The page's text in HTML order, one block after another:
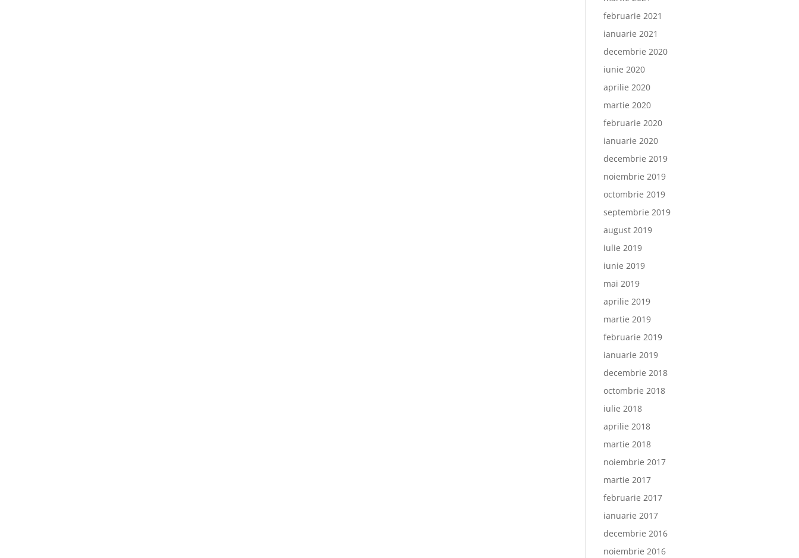
februarie 2021
ianuarie 2021
decembrie 2020
iunie 2020
aprilie 2020
martie 2020
februarie 2020
ianuarie 2020
decembrie 2019
noiembrie 2019
octombrie 2019
septembrie 2019
august 2019
iulie 2019
iunie 2019
mai 2019
aprilie 2019
martie 2019
februarie 2019
ianuarie 2019
decembrie 2018
octombrie 2018
iulie 2018
aprilie 2018
martie 2018
noiembrie 2017
martie 2017
februarie 2017
ianuarie 2017
decembrie 2016
noiembrie 2016